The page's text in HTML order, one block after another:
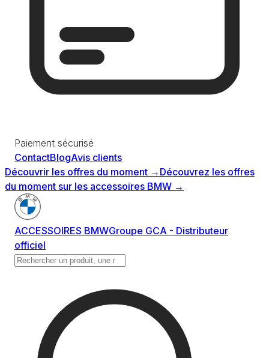
Paiement sécurisé
ContactBlogAvis clients
Découvrir les offres du moment → Découvrez les offres
du moment sur les accessoires BMW →
ACCESSOIRES BMWGroupe GCA - Distributeur
officiel